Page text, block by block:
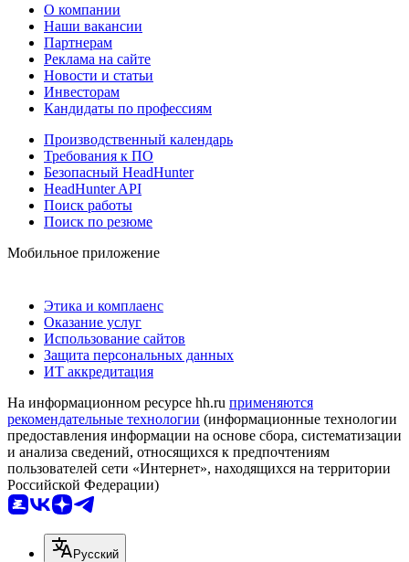
О компании
Наши вакансии
Партнерам
Реклама на сайте
Новости и статьи
Инвесторам
Кандидаты по профессиям
Производственный календарь
Требования к ПО
Безопасный HeadHunter
HeadHunter API
Поиск работы
Поиск по резюме
Мобильное приложение
Этика и комплаенс
Оказание услуг
Использование сайтов
Защита персональных данных
ИТ аккредитация
На информационном ресурсе hh.ru применяются
рекомендательные технологии (информационные технологии
предоставления информации на основе сбора, систематизации
и анализа сведений, относящихся к предпочтениям
пользователей сети «Интернет», находящихся на территории
Российской Федерации)
Русский